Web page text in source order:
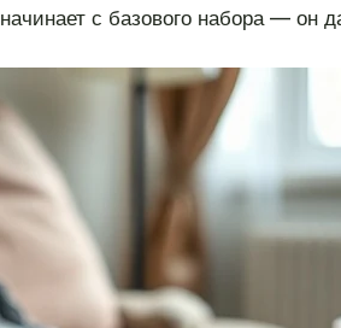
с базового набора — он